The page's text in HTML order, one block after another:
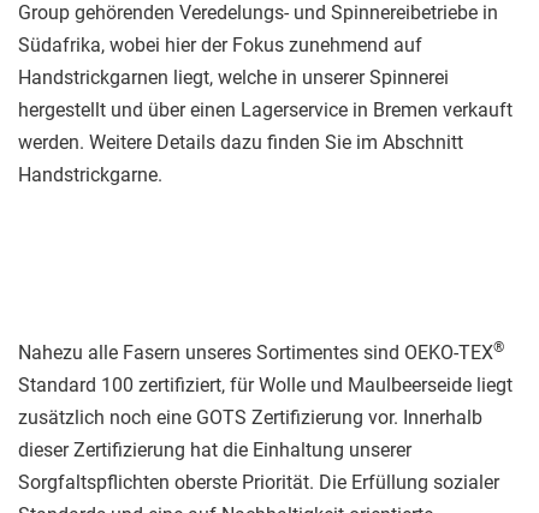
Group gehörenden Veredelungs- und Spinnereibetriebe in
Südafrika, wobei hier der Fokus zunehmend auf
Handstrickgarnen liegt, welche in unserer Spinnerei
hergestellt und über einen Lagerservice in Bremen verkauft
werden. Weitere Details dazu finden Sie im Abschnitt
Handstrickgarne.
Nahezu alle Fasern unseres Sortimentes sind OEKO-TEX®
Standard 100 zertifiziert, für Wolle und Maulbeerseide liegt
zusätzlich noch eine GOTS Zertifizierung vor. Innerhalb
dieser Zertifizierung hat die Einhaltung unserer
Sorgfaltspflichten oberste Priorität. Die Erfüllung sozialer